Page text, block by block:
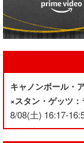
キャノンボール・
×スタン・ゲッツ
8/08(土) 16:17-